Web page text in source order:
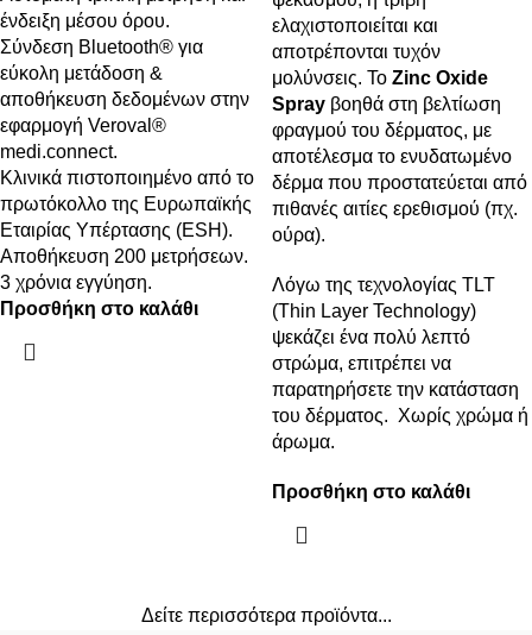
ένδειξη μέσου όρου.
Σύνδεση Bluetooth® για
εύκολη μετάδοση &
αποθήκευση δεδομένων στην
εφαρμογή Veroval®
medi.connect.
Κλινικά πιστοποιημένο από το
πρωτόκολλο της Ευρωπαϊκής
Εταιρίας Υπέρτασης (ESH).
Αποθήκευση 200 μετρήσεων.
3 χρόνια εγγύηση.
Προσθήκη στο καλάθι
ελαχιστοποιείται και
αποτρέπονται τυχόν
μολύνσεις. To Zinc Oxide
Spray βοηθά στη βελτίωση
φραγμού του δέρματος, με
αποτέλεσμα το ενυδατωμένο
δέρμα που προστατεύεται από
πιθανές αιτίες ερεθισμού (πχ.
ούρα).
Λόγω της τεχνολογίας TLT
(Thin Layer Technology)
ψεκάζει ένα πολύ λεπτό
στρώμα, επιτρέπει να
παρατηρήσετε την κατάσταση
του δέρματος. Χωρίς χρώμα ή
άρωμα.
Προσθήκη στο καλάθι
Δείτε περισσότερα προϊόντα...